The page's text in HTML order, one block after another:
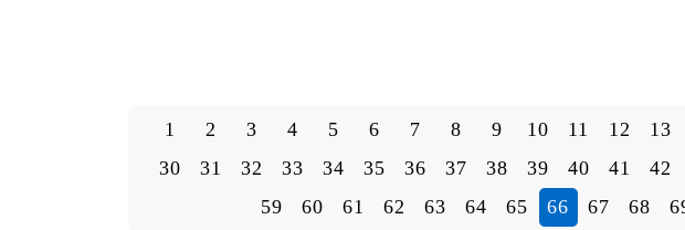
1 2 3 4 5 6 7 8 9 10 11 12 13
30
31 32 33 34 35 36 37 38 39 40 41 42
59
60 61 62 63 64 65 66 67 68